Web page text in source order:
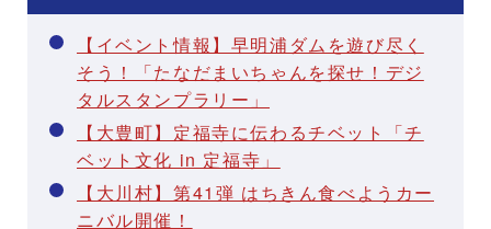
【イベント情報】早明浦ダムを遊び尽く
そう！「たなだまいちゃんを探せ！デジ
タルスタンプラリー」
【大豊町】定福寺に伝わるチベット「チ
ベット文化 in 定福寺」
【大川村】第41弾 はちきん食べようカー
ニバル開催！